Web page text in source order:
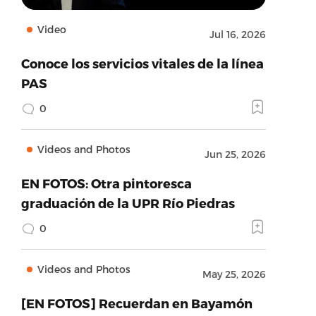
Video Jul 16, 2026
Conoce los servicios vitales de la línea
PAS
0
Videos and Photos Jun 25, 2026
EN FOTOS: Otra pintoresca
graduación de la UPR Río Piedras
0
Videos and Photos May 25, 2026
[EN FOTOS] Recuerdan en Bayamón